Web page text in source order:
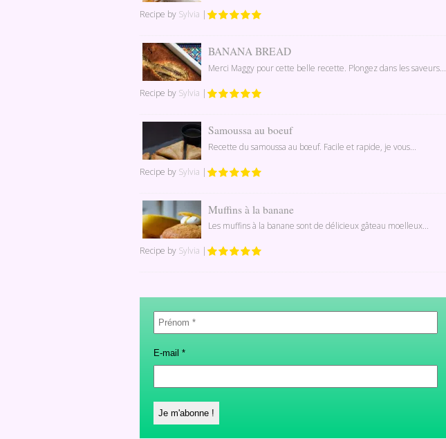
Recipe by Sylvia |
BANANA BREAD
Merci Maggy pour cette belle recette. Plongez dans les saveurs...
Recipe by Sylvia |
Samoussa au boeuf
Recette du samoussa au bœuf. Facile et rapide, je vous...
Recipe by Sylvia |
Muffins à la banane
Les muffins à la banane sont de délicieux gâteau moelleux...
Recipe by Sylvia
E-mail *